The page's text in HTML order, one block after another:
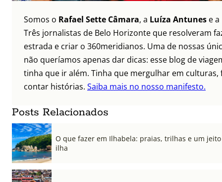
Somos o Rafael Sette Câmara, a Luíza Antunes e a
Três jornalistas de Belo Horizonte que resolveram
estrada e criar o 360meridianos. Uma de nossas
não queríamos apenas dar dicas: esse blog de
tinha que ir além. Tinha que mergulhar em culturas,
contar histórias. Saiba mais no nosso manifesto.
Posts Relacionados
O que fazer em Ilhabela: praias, trilhas e um
ilha